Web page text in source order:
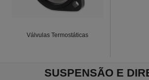
Válvulas Termostáticas
SUSPENSÃO E